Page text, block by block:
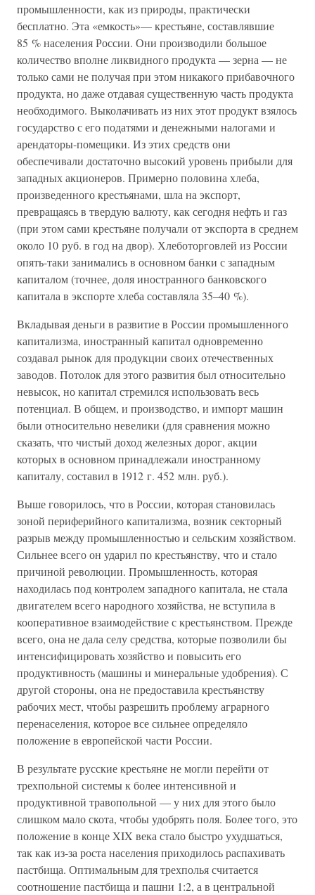
промышленности, как из природы, практически
бесплатно. Эта «емкость»— крестьяне, составлявшие
85 % населения России. Они производили большое
количество вполне ликвидного продукта — зерна — не
только сами не получая при этом никакого прибавочного
продукта, но даже отдавая существенную часть продукта
необходимого. Выколачивать из них этот продукт взялось
государство с его податями и денежными налогами и
арендаторы-помещики. Из этих средств они
обеспечивали достаточно высокий уровень прибыли для
западных акционеров. Примерно половина хлеба,
произведенного крестьянами, шла на экспорт,
превращаясь в твердую валюту, как сегодня нефть и газ
(при этом сами крестьяне получали от экспорта в среднем
около 10 руб. в год на двор). Хлеботорговлей из России
опять-таки занимались в основном банки с западным
капиталом (точнее, доля иностранного банковского
капитала в экспорте хлеба составляла 35–40 %).
Вкладывая деньги в развитие в России промышленного
капитализма, иностранный капитал одновременно
создавал рынок для продукции своих отечественных
заводов. Потолок для этого развития был относительно
невысок, но капитал стремился использовать весь
потенциал. В общем, и производство, и импорт машин
были относительно невелики (для сравнения можно
сказать, что чистый доход железных дорог, акции
которых в основном принадлежали иностранному
капиталу, составил в 1912 г. 452 млн. руб.).
Выше говорилось, что в России, которая становилась
зоной периферийного капитализма, возник секторный
разрыв между промышленностью и сельским хозяйством.
Сильнее всего он ударил по крестьянству, что и стало
причиной революции. Промышленность, которая
находилась под контролем западного капитала, не стала
двигателем всего народного хозяйства, не вступила в
кооперативное взаимодействие с крестьянством. Прежде
всего, она не дала селу средства, которые позволили бы
интенсифицировать хозяйство и повысить его
продуктивность (машины и минеральные удобрения). С
другой стороны, она не предоставила крестьянству
рабочих мест, чтобы разрешить проблему аграрного
перенаселения, которое все сильнее определяло
положение в европейской части России.
В результате русские крестьяне не могли перейти от
трехпольной системы к более интенсивной и
продуктивной травопольной — у них для этого было
слишком мало скота, чтобы удобрять поля. Более того, это
положение в конце XIX века стало быстро ухудшаться,
так как из-за роста населения приходилось распахивать
пастбища. Оптимальным для трехполья считается
соотношение пастбища и пашни 1:2, а в центральной